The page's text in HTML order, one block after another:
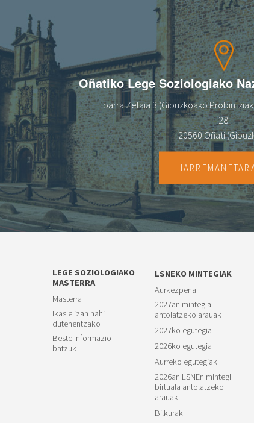
Oñatiko Lege Soziologiako
Ibarra Zelaia 3 (Gipuzkoako
28
20560 Oñati
LEGE SOZIOLOGIAKO
MASTERRA
Masterra
Ikasle izan nahi
dutenentzako
Beste informazio
batzuk
LSNEKO MINTEGIAK
Aurkezpena
2027an mintegia
antolatzeko arauak
2027ko egutegia
2026ko egutegia
Aurreko egutegiak
2026an LSNEn mintegi
birtuala antolatzeko
arauak
Bilkurak